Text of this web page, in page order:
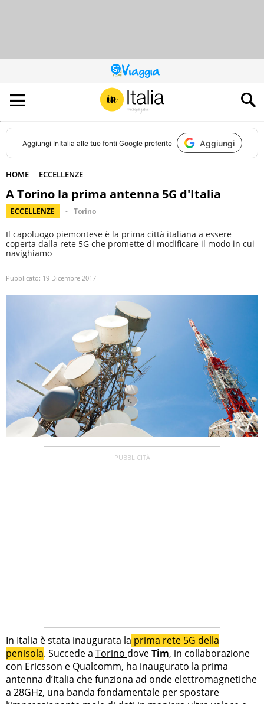
QUESTO
SITO
CONTRIBUISCE
ALL’AUDIENCE
DI
Aggiungi InItalia alle tue fonti Google preferite Aggiungi
HOME ECCELLENZE
A Torino la prima antenna 5G d'Italia
ECCELLENZE Torino
Il capoluogo piemontese è la prima città italiana a essere
coperta dalla rete 5G che promette di modificare il modo in cui
navighiamo
Pubblicato: 19 Dicembre 2017
In Italia è stata inaugurata la prima rete 5G della
penisola. Succede a Torino doveTim, in collaborazione
con Ericsson e Qualcomm, ha inaugurato la prima
antenna d’Italia che funziona ad onde elettromagnetiche
a 28GHz, una banda fondamentale per spostare